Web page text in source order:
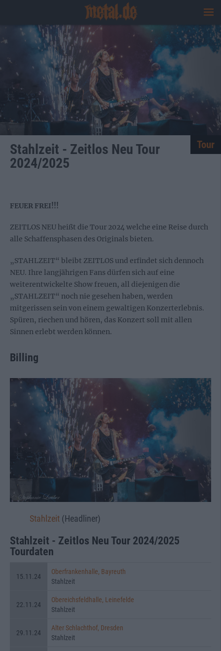
Stahlzeit - Zeitlos Neu Tour
2024/2025
Tour
FEUER FREI!!!
ZEITLOS NEU heißt die Tour 2024 welche eine Reise durch
alle Schaffensphasen des Originals bieten.
„STAHLZEIT“ bleibt ZEITLOS und erfindet sich dennoch
NEU. Ihre langjährigen Fans dürfen sich auf eine
weiterentwickelte Show freuen, all diejenigen die
„STAHLZEIT“ noch nie gesehen haben, werden
mitgerissen sein von einem gewaltigen Konzerterlebnis.
Spüren, riechen und hören, das Konzert soll mit allen
Sinnen erlebt werden können.
Billing
Stahlzeit (Headliner)
Stahlzeit - Zeitlos Neu Tour 2024/2025
Tourdaten
15.11.24
Oberfrankenhalle, Bayreuth
Stahlzeit
22.11.24
Obereichsfeldhalle, Leinefelde
Stahlzeit
29.11.24
Alter Schlachthof, Dresden
Stahlzeit